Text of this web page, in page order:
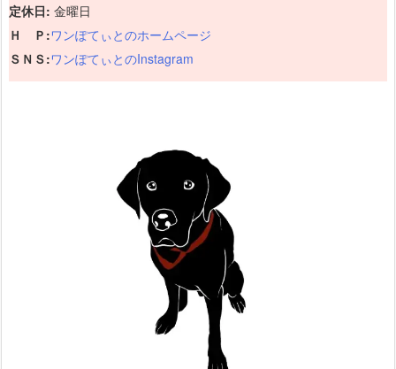
定休日: 金曜日
Ｈ Ｐ:ワンぽてぃとのホームページ
ＳＮＳ:ワンぽてぃとのInstagram